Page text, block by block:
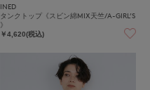
INED
タンクトップ《スビン綿MIX天竺/A-GIRL’S
》
￥4,620(税込)